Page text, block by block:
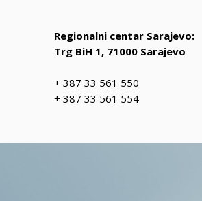
Regionalni centar Sarajevo:
Trg BiH 1, 71000 Sarajevo
+ 387 33 561 550
+ 387 33 561 554